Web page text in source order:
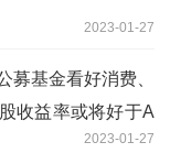
2023-01-27
募基金看好消费、
收益率或将好于A
2023-01-27